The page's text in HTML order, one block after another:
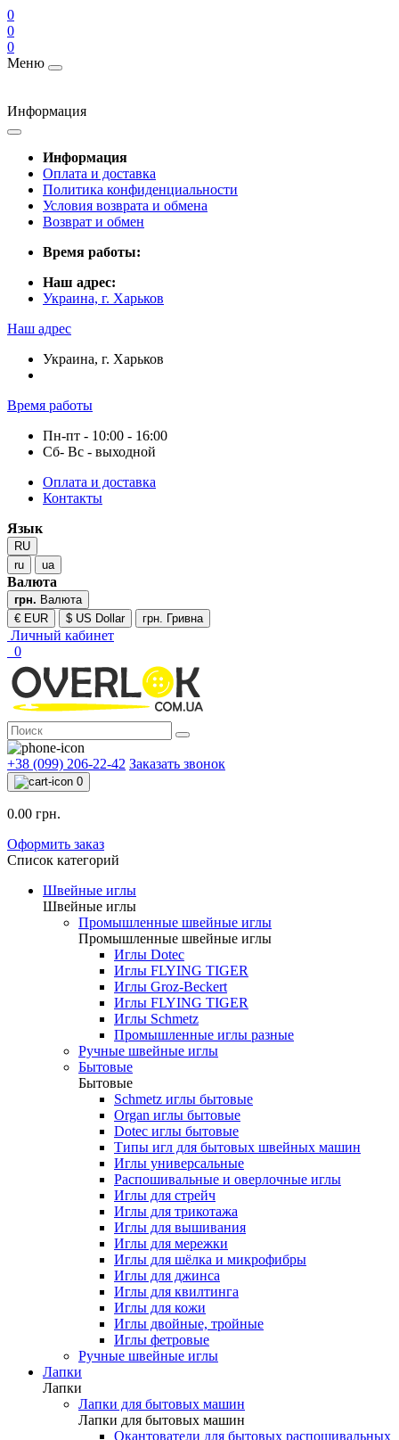
0
0
0
Меню
Информация
Информация
Оплата и доставка
Политика конфиденциальности
Условия возврата и обмена
Возврат и обмен
Время работы:
Наш адрес:
Украина, г. Харьков
Наш адрес
Украина, г. Харьков
Время работы
Пн-пт - 10:00 - 16:00
Сб- Вс - выходной
Оплата и доставка
Контакты
Язык
RU
ru
ua
Валюта
грн. Валюта
€ EUR
$ US Dollar грн. Гривна
Личный кабинет
0
+38 (099) 206-22-42 Заказать звонок
0
0.00 грн.
Оформить заказ
Список категорий
Швейные иглы
Швейные иглы
Промышленные швейные иглы
Промышленные швейные иглы
Иглы Dotec
Иглы FLYING TIGER
Иглы Groz-Beckert
Иглы FLYING TIGER
Иглы Schmetz
Промышленные иглы разные
Ручные швейные иглы
Бытовые
Бытовые
Schmetz иглы бытовые
Organ иглы бытовые
Dotec иглы бытовые
Типы игл для бытовых швейных машин
Иглы универсальные
Распошивальные и оверлочные иглы
Иглы для стрейч
Иглы для трикотажа
Иглы для вышивания
Иглы для мережки
Иглы для шёлка и микрофибры
Иглы для джинса
Иглы для квилтинга
Иглы для кожи
Иглы двойные, тройные
Иглы фетровые
Ручные швейные иглы
Лапки
Лапки
Лапки для бытовых машин
Лапки для бытовых машин
Окантователи для бытовых распошивальных